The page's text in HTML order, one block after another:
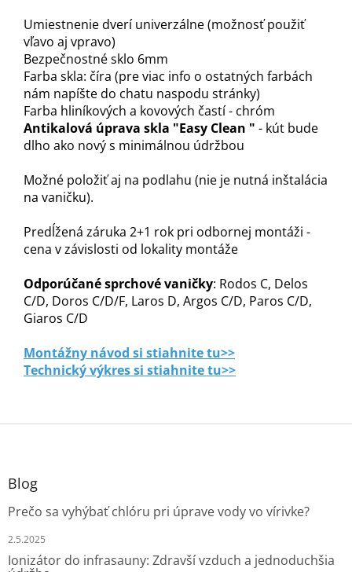
Umiestnenie dverí univerzálne (možnosť použiť
vľavo aj vpravo)
Bezpečnostné sklo 6mm
Farba skla: číra (pre viac info o ostatných farbách
nám napíšte do chatu naspodu stránky)
Farba hliníkových a kovových častí - chróm
Antikalová úprava skla "Easy Clean " - kút bude
dlho ako nový s minimálnou údržbou
Možné položiť aj na podlahu (nie je nutná inštalácia
na vaničku).
Predĺžená záruka 2+1 rok pri odbornej montáži -
cena v závislosti od lokality montáže
Odporúčané sprchové vaničky: Rodos C, Delos
C/D, Doros C/D/F, Laros D, Argos C/D, Paros C/D,
Giaros C/D
Montážny návod si stiahnite tu>>
Technický výkres si stiahnite tu>>
Z
Blog
Prečo sa vyhýbať chlóru pri úprave vody vo vírivke?
2.5.2025
Ionizátor do infrasauny: Zdravší vzduch a jednoduchšia